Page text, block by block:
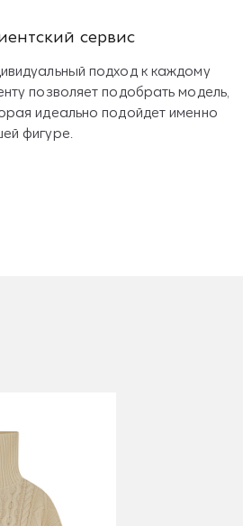
сервис
подход к каждому
позволяет подобрать модель,
идеально подойдет именно
фигуре.